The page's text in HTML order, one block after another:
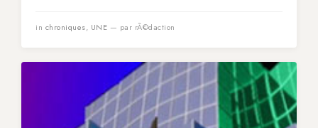
in chroniques, UNE — par rÃ©daction